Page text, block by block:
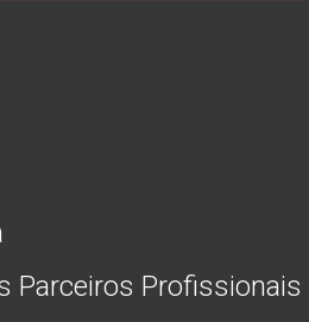
Parceiros Profissionais